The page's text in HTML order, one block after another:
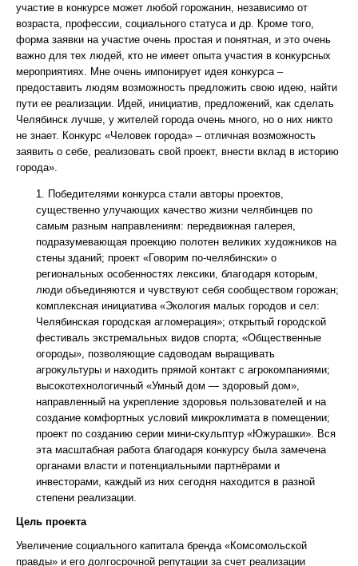
участие в конкурсе может любой горожанин, независимо от
возраста, профессии, социального статуса и др. Кроме того,
форма заявки на участие очень простая и понятная, и это очень
важно для тех людей, кто не имеет опыта участия в конкурсных
мероприятиях. Мне очень импонирует идея конкурса –
предоставить людям возможность предложить свою идею, найти
пути ее реализации. Идей, инициатив, предложений, как сделать
Челябинск лучше, у жителей города очень много, но о них никто
не знает. Конкурс «Человек города» – отличная возможность
заявить о себе, реализовать свой проект, внести вклад в историю
города».
Победителями конкурса стали авторы проектов,
существенно улучающих качество жизни челябинцев по
самым разным направлениям: передвижная галерея,
подразумевающая проекцию полотен великих художников на
стены зданий; проект «Говорим по-челябински» о
региональных особенностях лексики, благодаря которым,
люди объединяются и чувствуют себя сообществом горожан;
комплексная инициатива «Экология малых городов и сел:
Челябинская городская агломерация»; открытый городской
фестиваль экстремальных видов спорта; «Общественные
огороды», позволяющие садоводам выращивать
агрокультуры и находить прямой контакт с агрокомпаниями;
высокотехнологичный «Умный дом — здоровый дом»,
направленный на укрепление здоровья пользователей и на
создание комфортных условий микроклимата в помещении;
проект по созданию серии мини-скульптур «Южурашки». Вся
эта масштабная работа благодаря конкурсу была замечена
органами власти и потенциальными партнёрами и
инвесторами, каждый из них сегодня находится в разной
степени реализации.
Цель проекта
Увеличение социального капитала бренда «Комсомольской
правды» и его долгосрочной репутации за счет реализации